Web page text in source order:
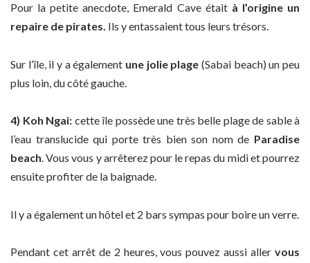
Pour la petite anecdote, Emerald Cave était à l’origine un
repaire de pirates. Ils y entassaient tous leurs trésors.
Sur l’île, il y a également une jolie plage (Sabai beach) un peu
plus loin, du côté gauche.
4) Koh Ngai: cette île possède une très belle plage de sable à
l’eau translucide qui porte très bien son nom de Paradise
beach. Vous vous y arrêterez pour le repas du midi et pourrez
ensuite profiter de la baignade.
Il y a également un hôtel et 2 bars sympas pour boire un verre.
Pendant cet arrêt de 2 heures, vous pouvez aussi aller vous